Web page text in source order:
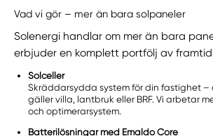
Vad vi gör – mer än bara solpaneler
Solenergi handlar om mer än bara
erbjuder en komplett portfölj av
Solceller
Skräddarsydda system för din fastighet –
gäller villa, lantbruk eller BRF. Vi arbetar
och optimerarsystem.
Batterilösningar med Emaldo Core